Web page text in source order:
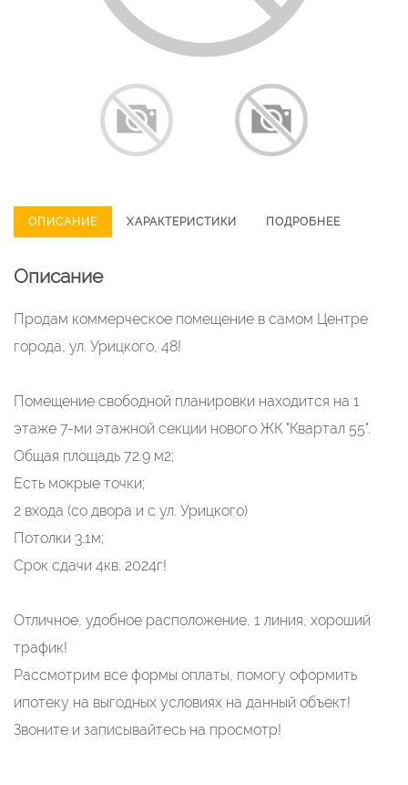
ОПИСАНИЕ ХАРАКТЕРИСТИКИ ПОДРОБНЕЕ
Описание
Продам коммерческое помещение в самом Центре
города, ул. Урицкого, 48!
Помещение свободной планировки находится на 1
этаже 7-ми этажной секции нового ЖК "Квартал 55".
Общая площадь 72.9 м2;
Есть мокрые точки;
2 входа (со двора и с ул. Урицкого)
Потолки 3.1м;
Срок сдачи 4кв. 2024г!
Отличное, удобное расположение, 1 линия, хороший
трафик!
Рассмотрим все формы оплаты, помогу оформить
ипотеку на выгодных условиях на данный объект!
Звоните и записывайтесь на просмотр!